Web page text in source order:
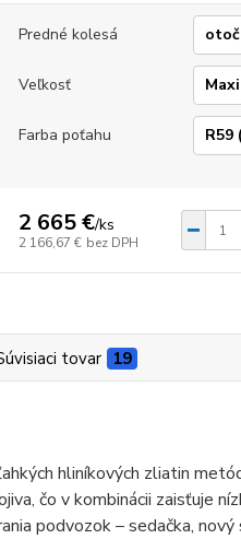
Predné kolesá
Veľkosť
Farba poťahu
2 665 €/ks
2 166,67 € bez DPH
tovar 19
hliníkových zliatin
čo v kombinácii zaisťuje
podvozok – sedačka,